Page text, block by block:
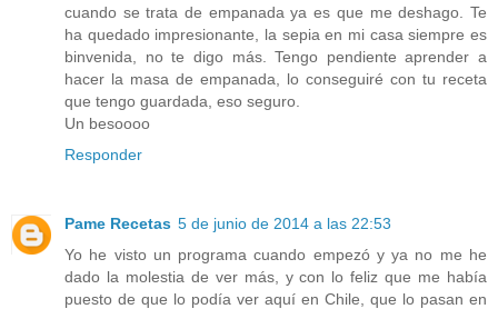
cuando se trata de empanada ya es que me deshago. Te
ha quedado impresionante, la sepia en mi casa siempre es
binvenida, no te digo más. Tengo pendiente aprender a
hacer la masa de empanada, lo conseguiré con tu receta
que tengo guardada, eso seguro.
Un besoooo
Responder
Pame Recetas 5 de junio de 2014 a las 22:53
Yo he visto un programa cuando empezó y ya no me he
dado la molestia de ver más, y con lo feliz que me había
puesto de que lo podía ver aquí en Chile, que lo pasan en